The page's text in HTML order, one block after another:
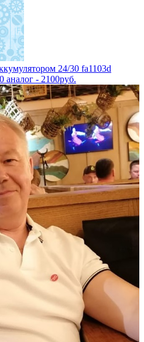
24/30 fa1103d
аналог - 2100руб.